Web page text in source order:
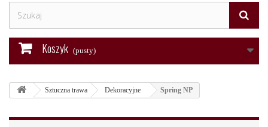
Koszyk (pusty)
Sztuczna trawa Dekoracyjne Spring NP